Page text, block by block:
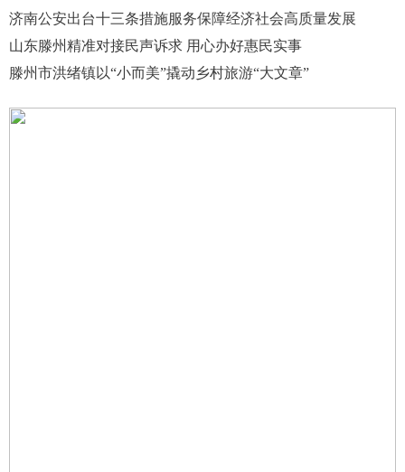
济南公安出台十三条措施服务保障经济社会高质量发展
山东滕州精准对接民声诉求 用心办好惠民实事
滕州市洪绪镇以“小而美”撬动乡村旅游“大文章”